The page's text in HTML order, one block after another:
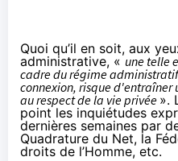
Quoi qu’il en soit, aux
administrative, « une telle
cadre du régime
connexion, risque
au respect de la vie privée ».
point les inquiétudes
dernières semaines par
Quadrature du Net, la
droits de l’Homme, etc.